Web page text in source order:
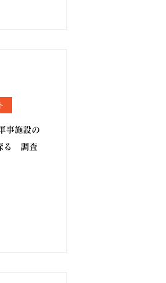
事施設の
る 調査